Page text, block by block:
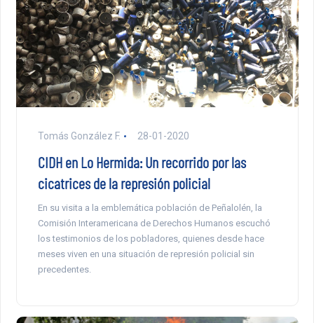
Tomás González F. 28-01-2020
CIDH en Lo Hermida: Un recorrido por las
cicatrices de la represión policial
En su visita a la emblemática población de Peñalolén, la
Comisión Interamericana de Derechos Humanos escuchó
los testimonios de los pobladores, quienes desde hace
meses viven en una situación de represión policial sin
precedentes.